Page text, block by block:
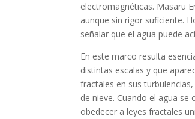
electromagnéticas. Masaru
aunque sin rigor suficiente.
señalar que el agua puede
En este marco resulta
distintas escalas y que
fractales en sus
de nieve. Cuando el agua
obedecer a leyes fractales